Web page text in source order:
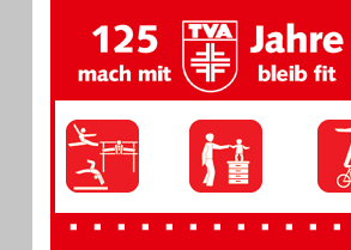
TV 1894 Auersmacher